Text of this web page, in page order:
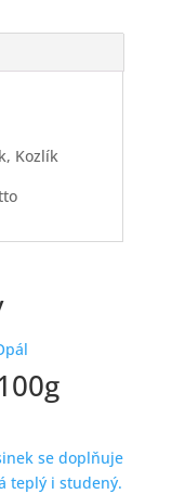
Kozlík
se doplňuje
teplý i studený.